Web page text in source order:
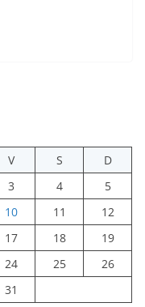
V S
D
3 4
5
10 11
12
17 18
19
24 25
26
31